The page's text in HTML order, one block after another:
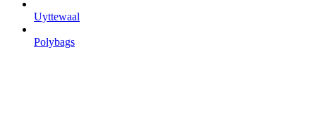
Uyttewaal
Polybags